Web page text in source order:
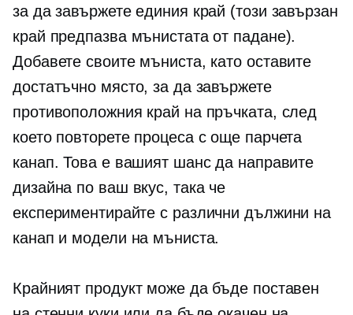
за да завържете единия край (този завързан
край предпазва мънистата от падане).
Добавете своите мъниста, като оставите
достатъчно място, за да завържете
противоположния край на пръчката, след
което повторете процеса с още парчета
канап. Това е вашият шанс да направите
дизайна по ваш вкус, така че
експериментирайте с различни дължини на
канап и модели на мъниста.
Крайният продукт може да бъде поставен